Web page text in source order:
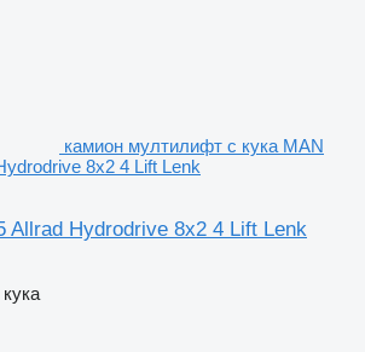
камион мултилифт с кука MAN
8x2 4 Lift Lenk
Allrad Hydrodrive 8x2 4 Lift Lenk